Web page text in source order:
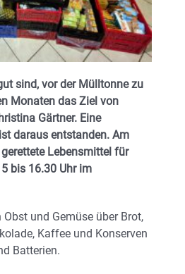
sind, vor der Mülltonne zu
Monaten das Ziel von
Gärtner. Eine
daraus entstanden. Am
Lebensmittel für
bis 16.30 Uhr im
und Gemüse über Brot,
Kaffee und Konserven
Batterien.